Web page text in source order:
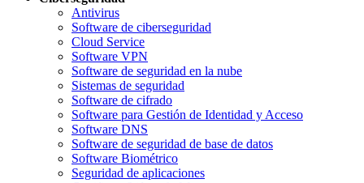
Antivirus
Software de ciberseguridad
Cloud Service
Software VPN
Software de seguridad en la nube
Sistemas de seguridad
Software de cifrado
Software para Gestión de Identidad y Acceso
Software DNS
Software de seguridad de base de datos
Software Biométrico
Seguridad de aplicaciones